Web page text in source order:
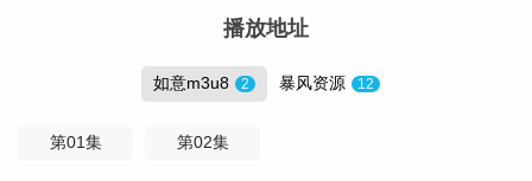
播放地址
如意m3u8 2 暴风资源 12
第01集 第02集